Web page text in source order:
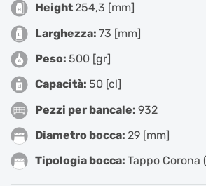
Height254,3 [mm]
Larghezza: 73 [mm]
Peso: 500 [gr]
Capacità: 50 [cl]
Pezzi per bancale: 932
Diametro bocca: 29 [mm]
Tipologia bocca: Tappo Corona